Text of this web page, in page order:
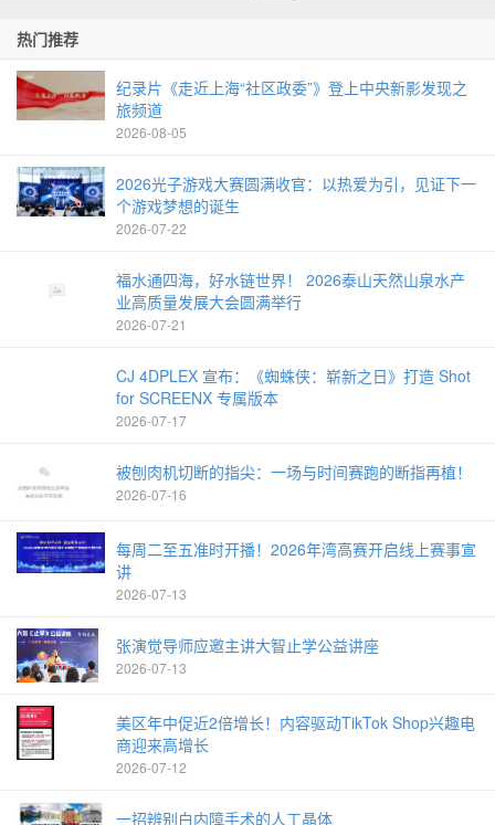
热门推荐
纪录片《走近上海“社区政委”》登上中央新影发现之
旅频道
2026-08-05
2026光子游戏大赛圆满收官：以热爱为引，见证下一
个游戏梦想的诞生
2026-07-22
福水通四海，好水链世界！ 2026泰山天然山泉水产
业高质量发展大会圆满举行
2026-07-21
CJ 4DPLEX 宣布：《蜘蛛侠：崭新之日》打造 Shot
for SCREENX 专属版本
2026-07-17
被刨肉机切断的指尖：一场与时间赛跑的断指再植！
2026-07-16
每周二至五准时开播！2026年湾高赛开启线上赛事宣
讲
2026-07-13
张演觉导师应邀主讲大智止学公益讲座
2026-07-13
美区年中促近2倍增长！内容驱动TikTok Shop兴趣电
商迎来高增长
2026-07-12
一招辨别白内障手术的人工晶体